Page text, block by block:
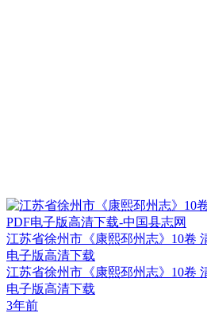
江苏省徐州市《康熙邳州志》10卷
电子版高清下载
江苏省徐州市《康熙邳州志》10卷
电子版高清下载
3年前